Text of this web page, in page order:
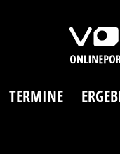
TERMINE